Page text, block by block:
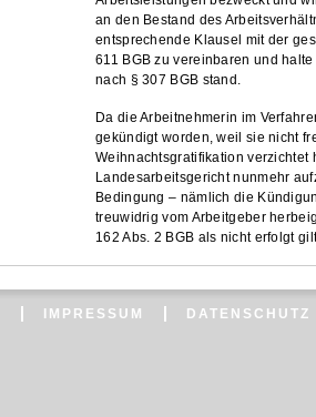
an den Bestand des
entsprechende Klausel mit der
611 BGB zu vereinbaren und
nach § 307 BGB stand.
Da die Arbeitnehmerin im
gekündigt worden, weil sie nicht
Weihnachtsgratifikation verzichtet
Landesarbeitsgericht nunmehr
Bedingung – nämlich die
treuwidrig vom Arbeitgeber
162 Abs. 2 BGB als nicht erfolgt
IMPRESSUM DATENSCHUTZ